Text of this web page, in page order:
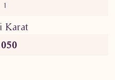
1
Karat